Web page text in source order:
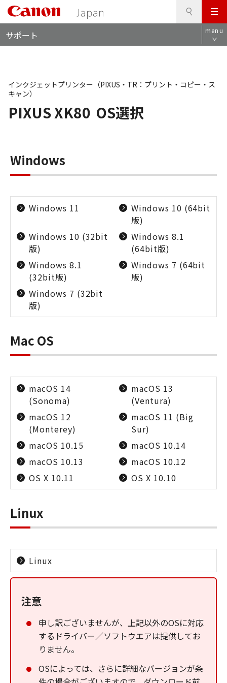
メ
ニ
ュ
サポート menu
PIXUS XK80 OS選択
インクジェットプリンター（PIXUS・TR：プリント・コピー・ス
キャン）
Windows
Windows 11
Windows 10 (64bit
版)
Windows 10 (32bit
版)
Windows 8.1
(64bit版)
Windows 8.1
(32bit版)
Windows 7 (64bit
版)
Windows 7 (32bit
版)
Mac OS
macOS 14
(Sonoma)
macOS 13
(Ventura)
macOS 12
(Monterey)
macOS 11 (Big
Sur)
macOS 10.15
macOS 10.14
macOS 10.13
macOS 10.12
OS X 10.11
OS X 10.10
Linux
Linux
注意
申し訳ございませんが、上記以外のOSに対応
するドライバー／ソフトウエアは提供してお
りません。
OSによっては、さらに詳細なバージョンが条